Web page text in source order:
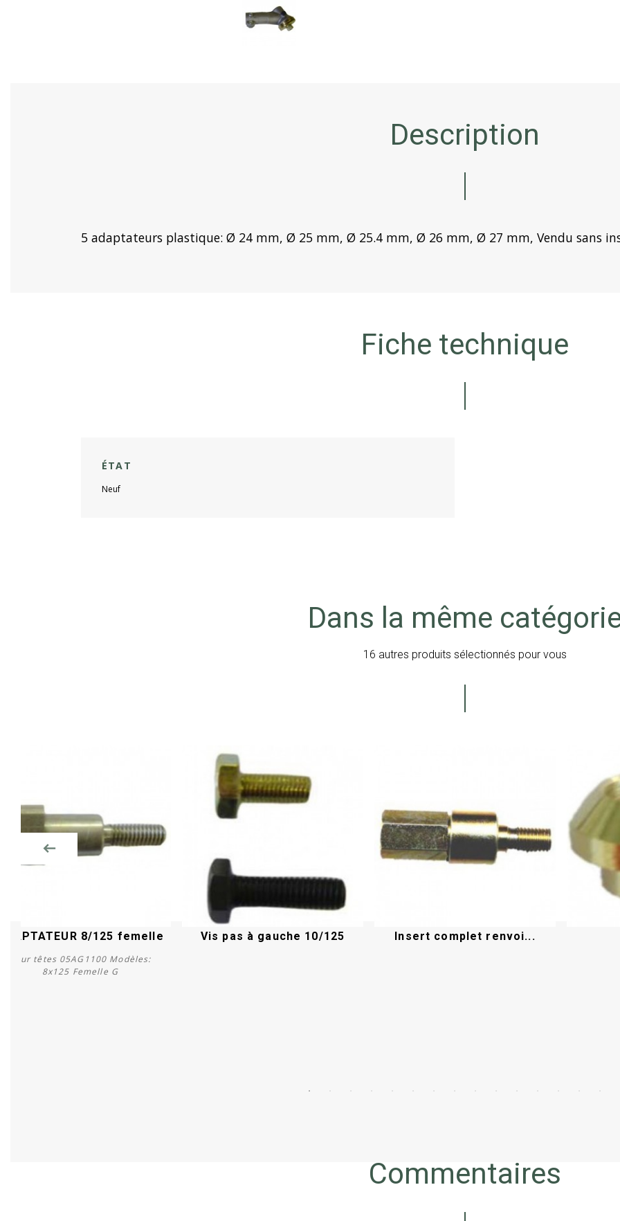
Description
5 adaptateurs plastique: Ø 24 mm, Ø 25 mm, Ø 25.4 mm, Ø 26 mm, Ø 27 mm, Vendu sans
Fiche technique
ÉTAT
Neuf
Dans la même
16 autres produits sélectionnés pour vous
8/125 femelle
Pour têtes 05AG1100 Modèles:
8x125 Femelle G
Vis pas à gauche 10/125 Insert complet renvoi...
Commentaires